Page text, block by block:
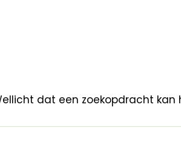
dat een zoekopdracht kan